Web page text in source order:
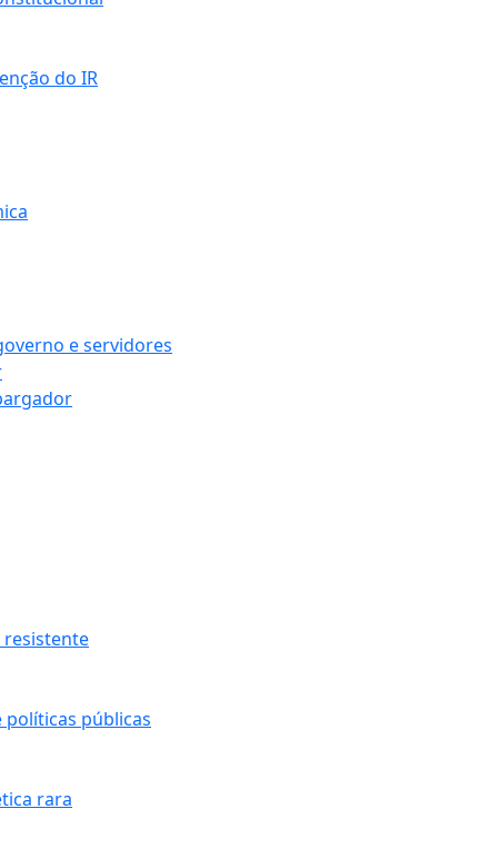
do IR
e servidores
políticas públicas
rara